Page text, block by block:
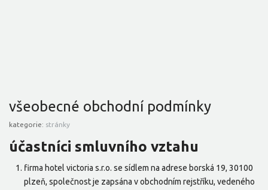
všeobecné obchodní podmínky
kategorie: stránky
účastníci smluvního vztahu
firma hotel victoria s.r.o. se sídlem na adrese borská 19, 30100
plzeň, společnost je zapsána v obchodním rejstříku, vedeného